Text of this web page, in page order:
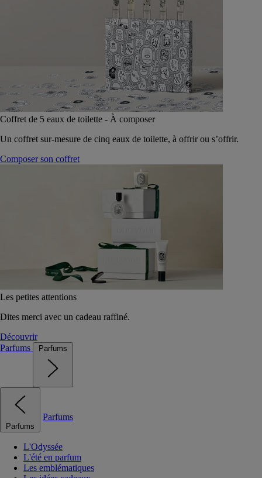
Coffret de 5 eaux de toilette - À composer
Un coffret sur-mesure de cinq eaux de toilette, à offrir ou s’offrir.
Composer son coffret
Les petites attentions
Dites merci avec un cadeau raffiné.
Découvrir
Parfums
Parfums
Parfums
Parfums
L'Odyssée
L'été en parfum
Les emblématiques